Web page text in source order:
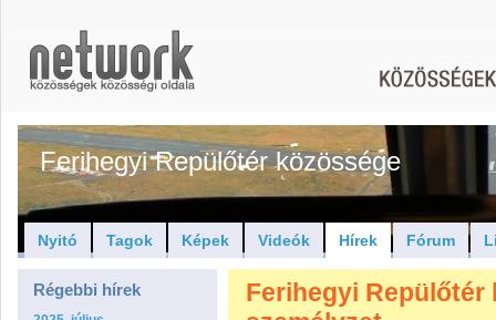
Ferihegyi Repülőtér közössége
Nyitó Tagok Képek Videók Hírek Fórum
Régebbi hírek
Ferihegyi Repülőtér